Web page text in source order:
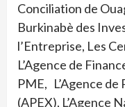
Conciliation de
Burkinabè des
l’Entreprise, Les
L’Agence de
PME, L’Agence
(APEX), L’Agence